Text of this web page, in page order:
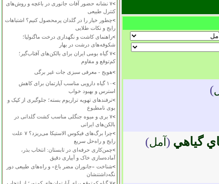
>
۷ نشانه حضور آفات جانوری در باغچه و روش‌های
کنترل طبیعی
>چطور خیار را در گلدان پرمحصول کنیم؟ اشتباهات
رایج و نکات طلایی
>راهنمای کاشت و نگهداری درخت ماگنولیا؛
شکوفه‌های درشت در بهار
>
۷ گیاه بومی ایران برای بالکن‌های آفتاب‌گیر؛
کم‌توقع و مقاوم
>هویج - معرفی سبزی جات غیر برگی
>
۱۰ گیاه دارویی مناسب آپارتمان برای کاهش
استرس و بهبود خواب
>ترفندهای تهویه تراریوم بسته؛ جلوگیری از کپک و
بوی نامطبوع
>
۷ بری و میوه جنگلی مناسب کشت گلدانی در
بالکن‌های ایرانی
>
چرا برگ‌های فیکوس الاستیکا می‌ریزد؟ ۷ علت
رایج و راه‌حل سریع
>چمن‌کاری حرفه‌ای در تابستان: انتخاب بذر،
آماده‌سازی خاک و آبیاری دقیق
>شناخت «جانوران مضر باغ» و راه‌های طبیعی دور
نگه‌داشتنشان
)
گياهي (آمل)